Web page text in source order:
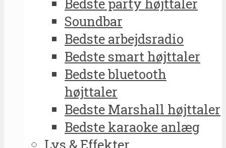
Soundbar
Bedste arbejdsradio
Bedste smart højttaler
Bedste bluetooth
højttaler
Bedste Marshall højttaler
Bedste karaoke anlæg
Lys & Effekter